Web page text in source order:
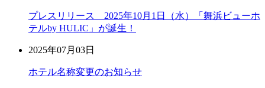
プレスリリース 2025年10月1日（水）「舞浜ビューホ
テルby HULIC」が誕生！
2025年07月03日
ホテル名称変更のお知らせ